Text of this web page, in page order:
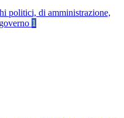
politici, di amministrazione,
1